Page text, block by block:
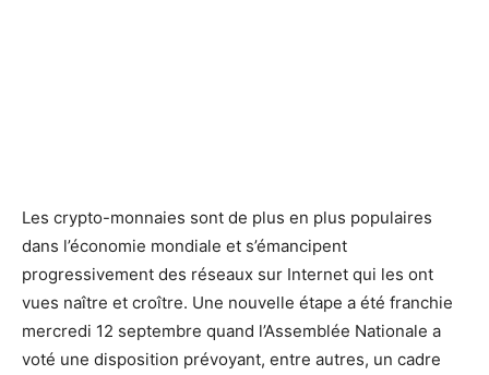
Les crypto-monnaies sont de plus en plus populaires
dans l’économie mondiale et s’émancipent
progressivement des réseaux sur Internet qui les ont
vues naître et croître. Une nouvelle étape a été franchie
mercredi 12 septembre quand l’Assemblée Nationale a
voté une disposition prévoyant, entre autres, un cadre